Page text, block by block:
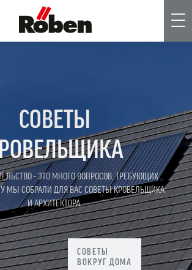
СОВЕТЫ
- ЭТО МНОГО ВОПРОСОВ, ТРЕБУЮЩИХ
МЫ СОБРАЛИ ДЛЯ ВАС СОВЕТЫ КРОВЕЛЬЩИКА
И АРХИТЕКТОРА.
СОВЕТЫ
ВОКРУГ ДОМА